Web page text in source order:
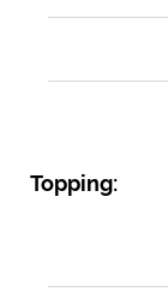
Topping: